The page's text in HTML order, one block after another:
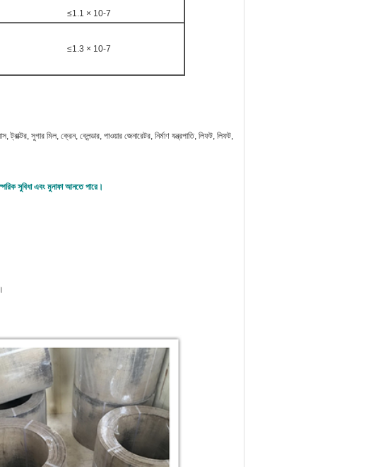
≤1.1 × 10-7
≤1.3 × 10-7
সুগার মিল, ক্রেন, ব্লেন্ডার, পাওয়ার জেনারেটর, নির্মাণ যন্ত্রপাতি, লিফট, লিফট,
সুবিধা এবং মুনাফা আনতে পারে।